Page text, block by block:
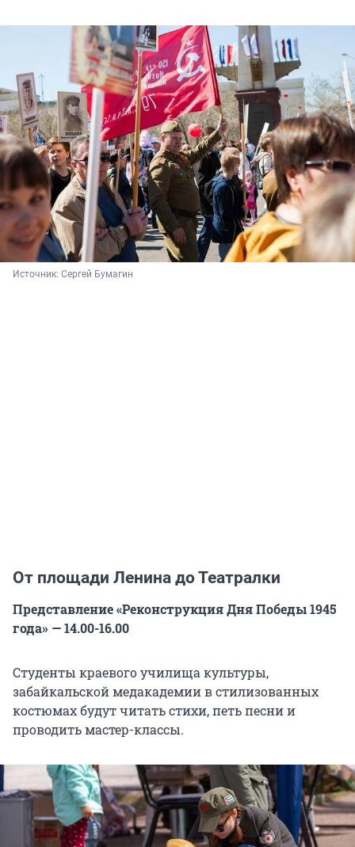
Источник: Сергей Бумагин
От площади Ленина до Театралки
Представление «Реконструкция Дня Победы 1945
года» — 14.00-16.00
Студенты краевого училища культуры,
забайкальской медакадемии в стилизованных
костюмах будут читать стихи, петь песни и
проводить мастер-классы.